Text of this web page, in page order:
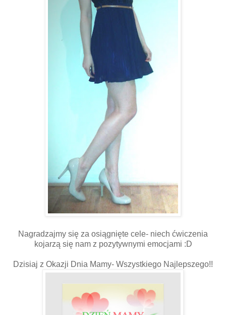
Nagradzajmy się za osiągnięte cele- niech ćwiczenia
kojarzą się nam z pozytywnymi emocjami :D
Dzisiaj z Okazji Dnia Mamy- Wszystkiego Najlepszego!!